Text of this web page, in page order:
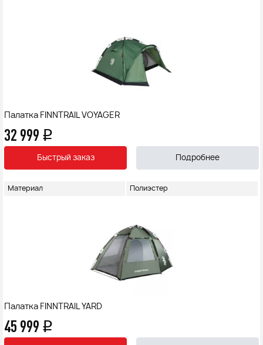
Палатка FINNTRAIL VOYAGER
32 999 q
Быстрый заказ Подробнее
Материал Полиэстер
Палатка FINNTRAIL YARD
45 999 q